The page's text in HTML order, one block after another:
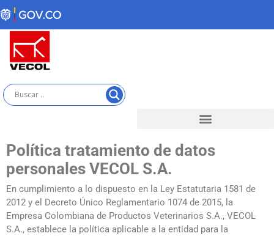
Skip
to
content
Política tratamiento de datos
personales VECOL S.A.
En cumplimiento a lo dispuesto en la Ley Estatutaria 1581 de
2012 y el Decreto Único Reglamentario 1074 de 2015, la
Empresa Colombiana de Productos Veterinarios S.A., VECOL
S.A., establece la política aplicable a la entidad para la